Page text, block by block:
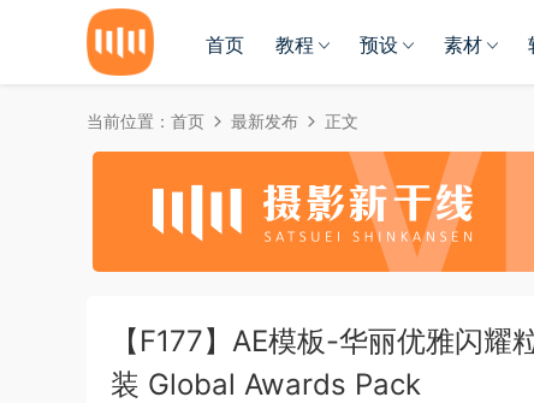
首页 教程 预设 素材
当前位置： 首页 最新发布 正文
【F177】AE模板-华丽优雅闪
装 Global Awards Pack